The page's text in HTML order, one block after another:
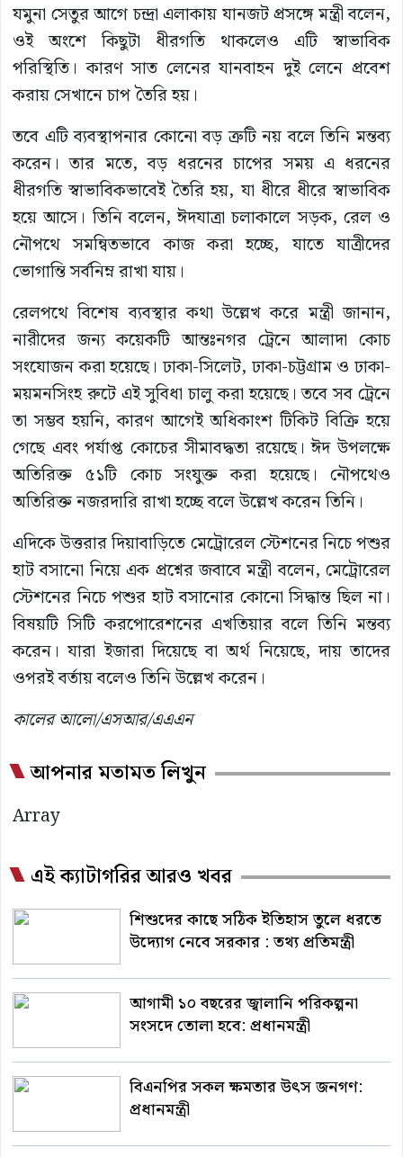
যমুনা সেতুর আগে চন্দ্রা এলাকায় যানজট প্রসঙ্গে মন্ত্রী বলেন,
ওই অংশে কিছুটা ধীরগতি থাকলেও এটি স্বাভাবিক
পরিস্থিতি। কারণ সাত লেনের যানবাহন দুই লেনে প্রবেশ
করায় সেখানে চাপ তৈরি হয়।
তবে এটি ব্যবস্থাপনার কোনো বড় ত্রুটি নয় বলে তিনি মন্তব্য
করেন। তার মতে, বড় ধরনের চাপের সময় এ ধরনের
ধীরগতি স্বাভাবিকভাবেই তৈরি হয়, যা ধীরে ধীরে স্বাভাবিক
হয়ে আসে। তিনি বলেন, ঈদযাত্রা চলাকালে সড়ক, রেল ও
নৌপথে সমন্বিতভাবে কাজ করা হচ্ছে, যাতে যাত্রীদের
ভোগান্তি সর্বনিম্ন রাখা যায়।
রেলপথে বিশেষ ব্যবস্থার কথা উল্লেখ করে মন্ত্রী জানান,
নারীদের জন্য কয়েকটি আন্তঃনগর ট্রেনে আলাদা কোচ
সংযোজন করা হয়েছে। ঢাকা-সিলেট, ঢাকা-চট্টগ্রাম ও ঢাকা-
ময়মনসিংহ রুটে এই সুবিধা চালু করা হয়েছে। তবে সব ট্রেনে
তা সম্ভব হয়নি, কারণ আগেই অধিকাংশ টিকিট বিক্রি হয়ে
গেছে এবং পর্যাপ্ত কোচের সীমাবদ্ধতা রয়েছে। ঈদ উপলক্ষে
অতিরিক্ত ৫১টি কোচ সংযুক্ত করা হয়েছে। নৌপথেও
অতিরিক্ত নজরদারি রাখা হচ্ছে বলে উল্লেখ করেন তিনি।
এদিকে উত্তরার দিয়াবাড়িতে মেট্রোরেল স্টেশনের নিচে পশুর
হাট বসানো নিয়ে এক প্রশ্নের জবাবে মন্ত্রী বলেন, মেট্রোরেল
স্টেশনের নিচে পশুর হাট বসানোর কোনো সিদ্ধান্ত ছিল না।
বিষয়টি সিটি করপোরেশনের এখতিয়ার বলে তিনি মন্তব্য
করেন। যারা ইজারা দিয়েছে বা অর্থ নিয়েছে, দায় তাদের
ওপরই বর্তায় বলেও তিনি উল্লেখ করেন।
কালের আলো/এসআর/এএএন
আপনার মতামত লিখুন
Array
এই ক্যাটাগরির আরও খবর
শিশুদের কাছে সঠিক ইতিহাস তুলে ধরতে
উদ্যোগ নেবে সরকার : তথ্য প্রতিমন্ত্রী
আগামী ১০ বছরের জ্বালানি পরিকল্পনা
সংসদে তোলা হবে: প্রধানমন্ত্রী
বিএনপির সকল ক্ষমতার উৎস জনগণ:
প্রধানমন্ত্রী